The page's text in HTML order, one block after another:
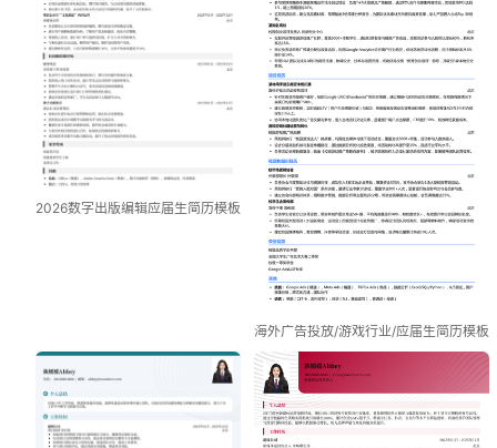
2026数字出版编辑应届生简历模板
海外广告投放/游戏行业/应届生简历模板